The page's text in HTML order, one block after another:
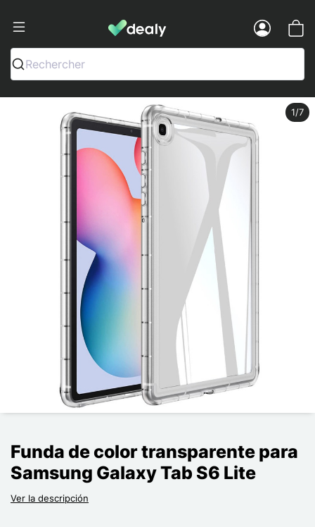
Dealy - Fundas y accesorios para
Rechercher
Funda de color transparente para
Samsung Galaxy Tab S6 Lite
Ver la descripción
1/7